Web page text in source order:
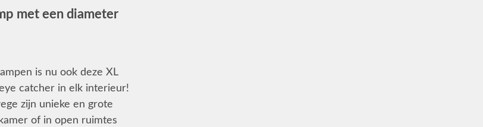
met een diameter
is nu ook deze XL
catcher in elk interieur!
zijn unieke en grote
of in open ruimtes